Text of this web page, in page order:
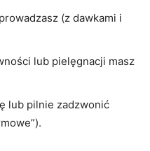
(z dawkami i
lub pielęgnacji masz
lub pilnie zadzwonić